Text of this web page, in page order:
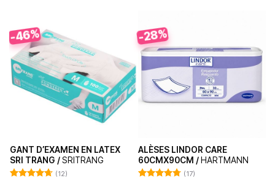
-46%
GANT D’EXAMEN EN LATEX
SRI TRANG /SRITRANG
(12)
-28%
ALÈSES LINDOR CARE
60CMX90CM / HARTMANN
(17)